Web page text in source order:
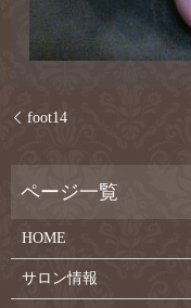
foot14
HOME
サロン情報